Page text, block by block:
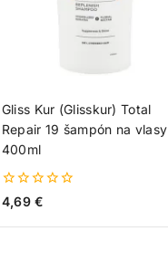
Gliss Kur (Glisskur) Total
Repair 19 šampón na vlasy
400ml
0
5
4,69€